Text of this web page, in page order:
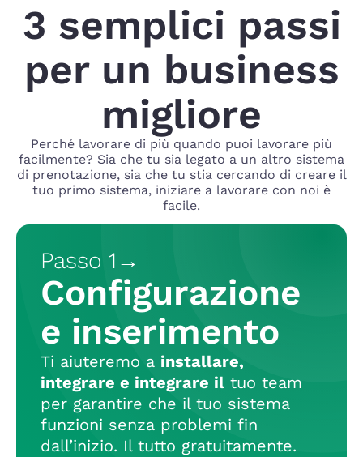
3 semplici passi
per un business
migliore
Perché lavorare di più quando puoi lavorare più
facilmente? Sia che tu sia legato a un altro sistema
di prenotazione, sia che tu stia cercando di creare il
tuo primo sistema, iniziare a lavorare con noi è
facile.
Passo 1 →
Configurazione
e inserimento
Ti aiuteremo a installare,
integrare e integrare il tuo team
per garantire che il tuo sistema
funzioni senza problemi fin
dall’inizio. Il tutto gratuitamente.